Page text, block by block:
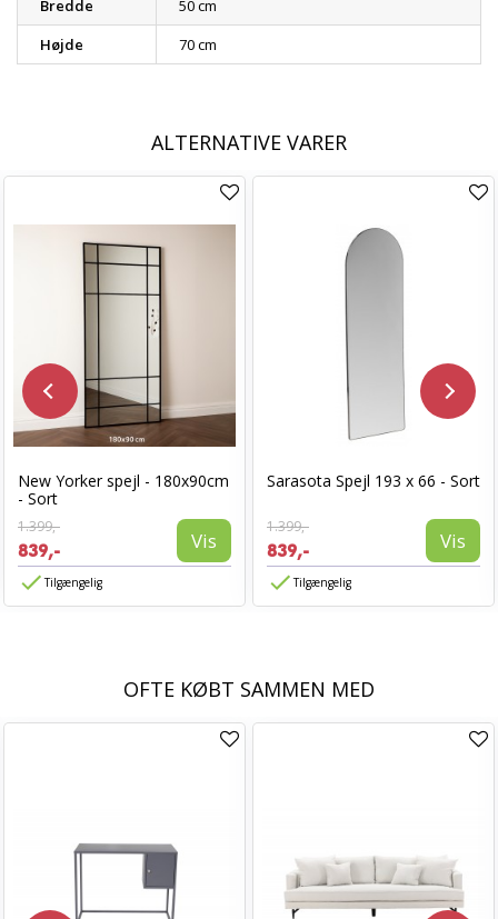
Bredde
50 cm
Højde
70 cm
ALTERNATIVE VARER
New Yorker spejl - 180x90cm
- Sort
1.399,-
839,- Vis
Tilgængelig
Sarasota Spejl 193 x 66 - Sort
1.399,-
839,- Vis
Tilgængelig
OFTE KØBT SAMMEN MED